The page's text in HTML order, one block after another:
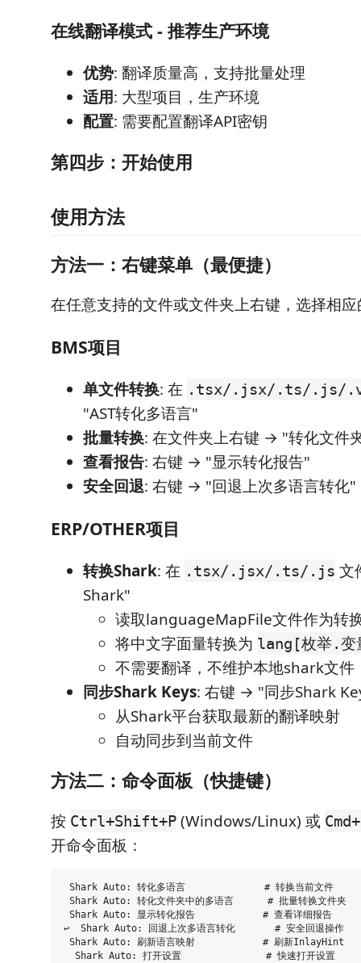
在线翻译模式 - 推荐生产环境
优势: 翻译质量高，支持批量处理
适用: 大型项目，生产环境
配置: 需要配置翻译API密钥
第四步：开始使用
使用方法
方法一：右键菜单（最便捷）
在任意支持的文件或文件夹上右键，选择相
BMS项目
单文件转换: 在 .tsx/.jsx/.ts/.js/
"AST转化多语言"
批量转换: 在文件夹上右键 → "转化文件
查看报告: 右键 → "显示转化报告"
安全回退: 右键 → "回退上次多语言转化"
ERP/OTHER项目
转换Shark: 在 .tsx/.jsx/.ts/.js 文
Shark"
读取languageMapFile文件作为转
将中文字面量转换为 lang[枚举.变
不需要翻译，不维护本地shark文件
同步Shark Keys: 右键 → "同步Shark
从Shark平台获取最新的翻译映射
自动同步到当前文件
方法二：命令面板（快捷键）
按 Ctrl+Shift+P (Windows/Linux) 或
开命令面板：
Shark Auto: 转化多语言              # 转换当前文件
Shark Auto: 转化文件夹中的多语言      # 批量转换文件夹
Shark Auto: 显示转化报告            # 查看详细报告
↩  Shark Auto: 回退上次多语言转化       # 安全回退操作
Shark Auto: 刷新语言映射            # 刷新InlayHint
  Shark Auto: 打开设置               # 快速打开设置